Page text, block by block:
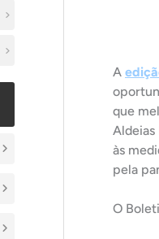
A
que
Aldeias
às
pela
O